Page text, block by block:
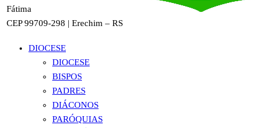
Fátima
CEP 99709-298 | Erechim – RS
DIOCESE
DIOCESE
BISPOS
PADRES
DIÁCONOS
PARÓQUIAS